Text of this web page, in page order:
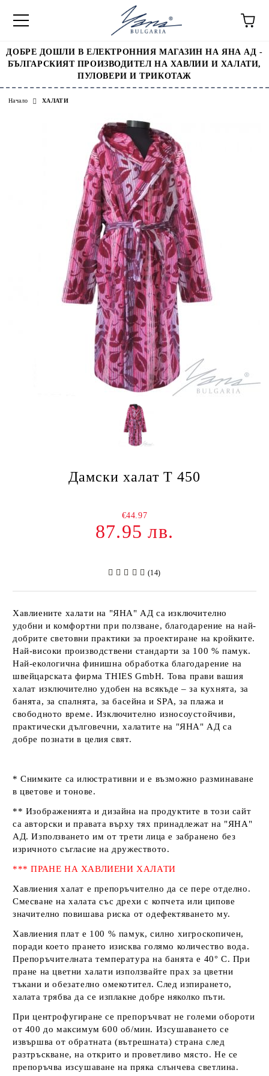
ДОБРЕ ДОШЛИ В ЕЛЕКТРОННИЯ МАГАЗИН НА ЯНА АД -
БЪЛГАРСКИЯТ ПРОИЗВОДИТЕЛ НА ХАВЛИИ И ХАЛАТИ,
ПУЛОВЕРИ И ТРИКОТАЖ
Начало ХАЛАТИ
Дамски халат T 450
€44.97
87.95 лв.
(14)
Хавлиените халати на "ЯНА" АД са изключително
удобни и комфортни при ползване, благодарение на най-
добрите световни практики за проектиране на кройките.
Най-високи производствени стандарти за 100 % памук.
Най-екологична финишна обработка благодарение на
швейцарската фирмаTHIES GmbH. Това прави вашия
халат изключително удобен на всякъде – за кухнята, за
банята, за спалнята, за басейна и SPA, за плажа и
свободното време. Изключително износоустойчиви,
практически дълговечни, халатите на "ЯНА" АД са
добре познати в целия свят.
* Снимките са илюстративни и е възможно разминаване
в цветове и тонове.
** Изображенията и дизайна на продуктите в този сайт
са авторски и правата върху тях принадлежат на "ЯНА"
АД. Използването им от трети лица е забранено без
изричното съгласие на дружеството.
*** ПРАНЕ НА ХАВЛИЕНИ ХАЛАТИ
Хавлиения халат е препоръчително да се пере отделно.
Смесване на халата със дрехи с копчета или ципове
значително повишава риска от одефектяването му.
Хавлиения плат е 100 % памук, силно хигроскопичен,
поради което прането изисква голямо количество вода.
Препоръчителната температура на банята е 40° С. При
пране на цветни халати използвайте прах за цветни
тъкани и обезателно омекотител. След изпирането,
халата трябва да се изплакне добре няколко пъти.
При центрофугиране се препоръчват не големи обороти
от 400 до максимум 600 об/мин. Изсушаването се
извършва от обратната (вътрешната) страна след
разтръскване, на открито и проветливо място. Не се
препоръчва изсушаване на пряка слънчева светлина.